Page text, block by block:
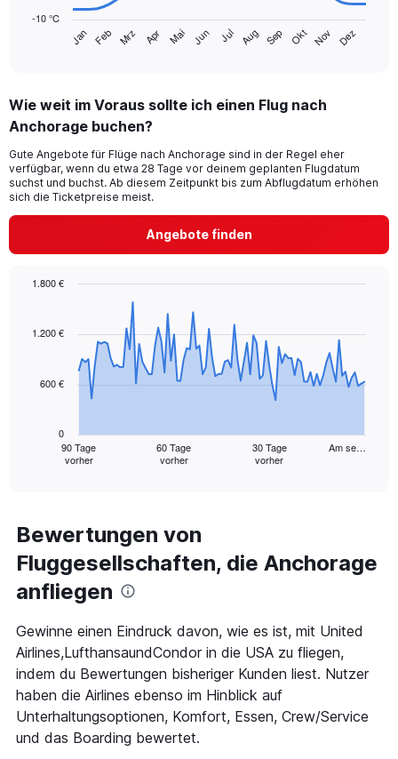
has
categories.
Range:
categories.
The
chart
axis
displaying
values.
-10
Jan Feb Mrz Apr Mai Jun Jul Aug Sep Okt Nov Dez
-10 °C
Wie weit im Voraus sollte ich einen Flug nach
Anchorage buchen?
Gute Angebote für Flüge nach Anchorage sind in der Regel eher
verfügbar, wenn du etwa 28 Tage vor deinem geplanten Flugdatum
suchst und buchst. Ab diesem Zeitpunkt bis zum Abflugdatum erhöhen
sich die Ticketpreise meist.
Angebote finden
91
Range:
91
categories.
The
chart
1
Y
axis
displaying
values.
Range:
0
to
90 Tage
vorher
60 Tage
vorher
30 Tage
vorher
Am se…
0
600 €
1.200 €
1.800 €
Bewertungen von
Fluggesellschaften, die Anchorage
anfliegen
Gewinne einen Eindruck davon, wie es ist, mit United
Airlines,LufthansaundCondor in die USA zu fliegen,
indem du Bewertungen bisheriger Kunden liest. Nutzer
haben die Airlines ebenso im Hinblick auf
Unterhaltungsoptionen, Komfort, Essen, Crew/Service
und das Boarding bewertet.